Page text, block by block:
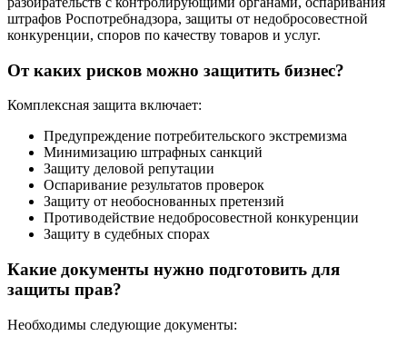
штрафов Роспотребнадзора, защиты от недобросовестной
конкуренции, споров по качеству товаров и услуг.
От каких рисков можно защитить бизнес?
Комплексная защита включает:
Предупреждение потребительского экстремизма
Минимизацию штрафных санкций
Защиту деловой репутации
Оспаривание результатов проверок
Защиту от необоснованных претензий
Противодействие недобросовестной конкуренции
Защиту в судебных спорах
Какие документы нужно подготовить для
защиты прав?
Необходимы следующие документы: